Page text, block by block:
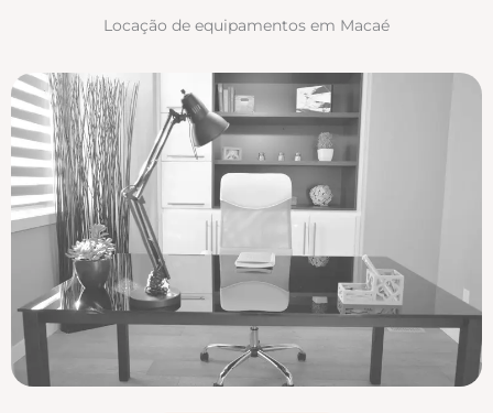
Locação de equipamentos em Macaé